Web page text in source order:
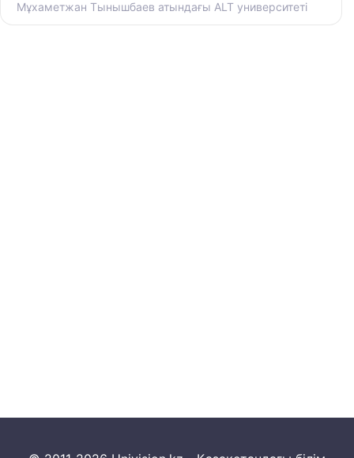
Мұхаметжан Тынышбаев атындағы ALT университеті